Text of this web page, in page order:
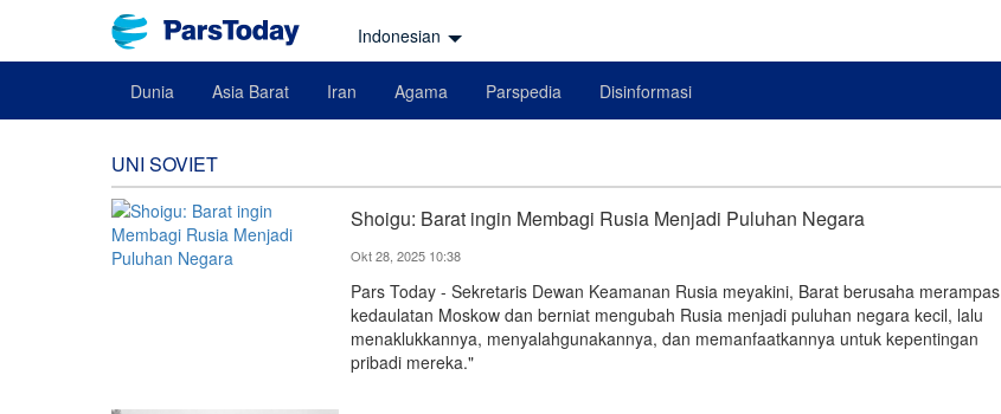
Indonesian
Dunia Asia Barat Iran Agama Parspedia Disinformasi
UNI SOVIET
Shoigu: Barat ingin Membagi Rusia Menjadi Puluhan Negara
Okt 28, 2025 10:38
Pars Today - Sekretaris Dewan Keamanan Rusia meyakini, Barat berusaha merampas
kedaulatan Moskow dan berniat mengubah Rusia menjadi puluhan negara kecil, lalu
menaklukkannya, menyalahgunakannya, dan memanfaatkannya untuk kepentingan
pribadi mereka."